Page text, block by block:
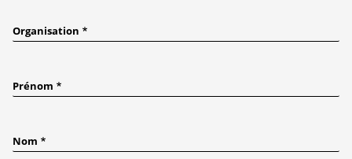
Organisation
Prénom
Nom